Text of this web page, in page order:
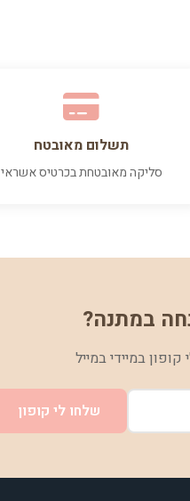
תשלום מאובטח
סליקה מאובטחת בכרטיס אשראי
במיידי במייל
שלחו לי קופון